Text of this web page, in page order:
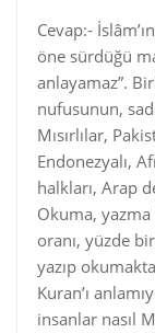
Cevap:-
öne sürdüğü
anlayamaz”.
nufusunun,
Mısırlılar,
Endonezyalı,
halkları, Arap
Okuma,
oranı, yüzde
yazıp
Kuran’ı
insanlar nasıl